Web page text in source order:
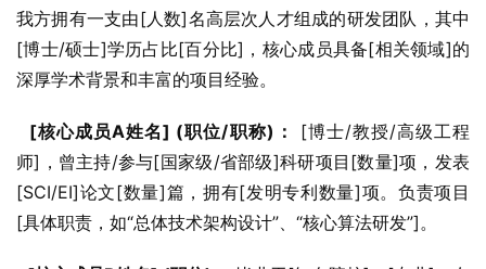
我方拥有一支由[人数]名高层次人才组成的研发团队，其中
[博士/硕士]学历占比[百分比]，核心成员具备[相关领域]的
深厚学术背景和丰富的项目经验。
[核心成员A姓名] (职位/职称)：
[博士/教授/高级工程
师]，曾主持/参与[国家级/省部级]科研项目[数量]项，发表
[SCI/EI]论文[数量]篇，拥有[发明专利数量]项。负责项目
[具体职责，如“总体技术架构设计”、“核心算法研发”]。